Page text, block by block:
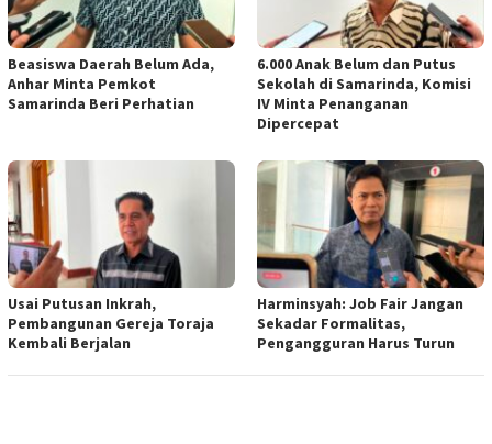
Beasiswa Daerah Belum Ada,
Anhar Minta Pemkot
Samarinda Beri Perhatian
6.000 Anak Belum dan Putus
Sekolah di Samarinda, Komisi
IV Minta Penanganan
Dipercepat
Usai Putusan Inkrah,
Pembangunan Gereja Toraja
Kembali Berjalan
Harminsyah: Job Fair Jangan
Sekadar Formalitas,
Pengangguran Harus Turun